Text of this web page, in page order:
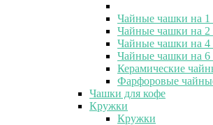
Чайные чашки на 1
Чайные чашки на 2
Чайные чашки на 4
Чайные чашки на 6
Керамические
Фарфоровые
Чашки для кофе
Кружки
Кружки